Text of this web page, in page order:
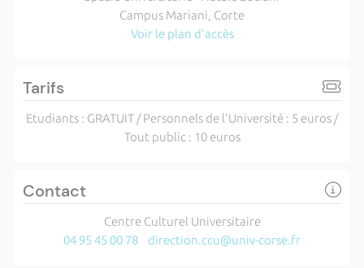
Campus Mariani, Corte
Voir le plan d'accès
Tarifs
Etudiants : GRATUIT / Personnels de l'Université : 5 euros /
Tout public : 10 euros
Contact
Centre Culturel Universitaire
04 95 45 00 78
direction.ccu@univ-corse.fr